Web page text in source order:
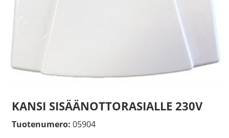
KANSI SISÄÄNOTTORASIALLE 230V
Tuotenumero: 05904